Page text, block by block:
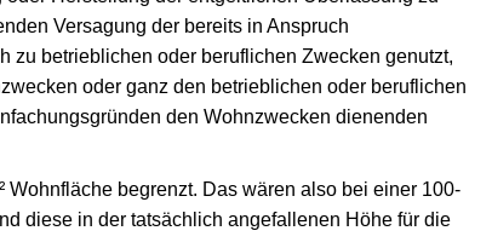
Versagung der bereits in Anspruch
zu betrieblichen oder beruflichen Zwecken genutzt,
oder ganz den betrieblichen oder beruflichen
den Wohnzwecken dienenden
begrenzt. Das wären also bei einer 100-
diese in der tatsächlich angefallenen Höhe für die